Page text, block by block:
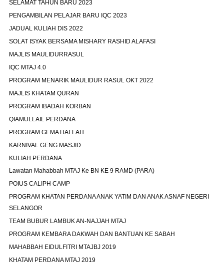
SELAMAT TAHUN BARU 2023
PENGAMBILAN PELAJAR BARU IQC 2023
JADUAL KULIAH DIS 2022
SOLAT ISYAK BERSAMA MISHARY RASHID ALAFASI
MAJLIS MAULIDURRASUL
IQC MTAJ 4.0
PROGRAM MENARIK MAULIDUR RASUL OKT 2022
MAJLIS KHATAM QURAN
PROGRAM IBADAH KORBAN
QIAMULLAIL PERDANA
PROGRAM GEMA HAFLAH
KARNIVAL GENG MASJID
KULIAH PERDANA
Lawatan Mahabbah MTAJ Ke BN KE 9 RAMD (PARA)
POIUS CALIPH CAMP
PROGRAM KHATAN PERDANA ANAK YATIM DAN ANAK ASNAF NEGERI
SELANGOR
TEAM BUBUR LAMBUK AN-NAJJAH MTAJ
PROGRAM KEMBARA DAKWAH DAN BANTUAN KE SABAH
MAHABBAH EIDULFITRI MTAJBJ 2019
KHATAM PERDANA MTAJ 2019